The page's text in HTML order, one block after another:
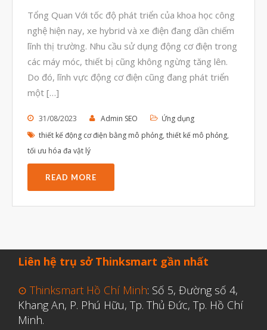
Tháng Bảy 2023
Tháng Sáu 2023
Tháng Năm 2023
Tháng Mười 2022
Tháng Tám 2022
Tháng Bảy 2022
Tháng Sáu 2022
Tháng Năm 2022
Tổng Quan Với tốc độ phát triển của khoa học công
nghệ hiện nay, xe hybrid và xe điện đang dần chiếm
lĩnh thị trường. Nhu cầu sử dụng động cơ điện trong
các máy móc, thiết bị cũng không ngừng tăng lên.
Do đó, lĩnh vực động cơ điện cũng đang phát triển
một […]
31/08/2023 Admin SEO
Ứng dụng
thiết kế động cơ điện bằng mô phỏng, thiết kế mô phỏng,
tối ưu hóa đa vật lý
READ MORE
Liên hệ trụ sở Thinksmart gần nhất
⊙ Thinksmart Hồ Chí Minh: Số 5, Đường số 4,
Khang An, P. Phú Hữu, Tp. Thủ Đức, Tp. Hồ Chí
Minh.